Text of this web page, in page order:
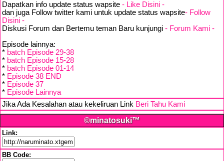
Dapatkan info update status wapsite - Like Disini -
dan juga Follow twitter kami untuk update status wapsite- Follow
Disini -
Diskusi Forum dan Bertemu teman Baru kunjungi - Forum Kami -
Episode lainnya:
* batch Episode 29-38
* batch Episode 15-28
* batch Episode 01-14
* Episode 38 END
* Episode 37
* Episode Lainnya
Jika Ada Kesalahan atau kekeliruan Link Beri Tahu Kami
©minatosuki™
Link:
BB Code: